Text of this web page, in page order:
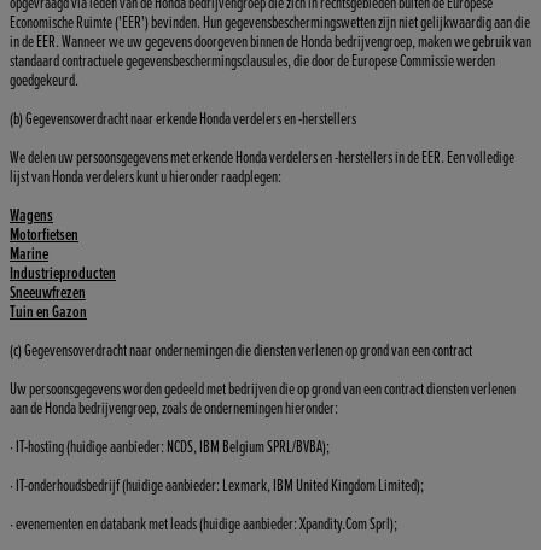
Economische Ruimte ('EER') bevinden. Hun gegevensbeschermingswetten zijn niet gelijkwaardig aan die
in de EER. Wanneer we uw gegevens doorgeven binnen de Honda bedrijvengroep, maken we gebruik van
standaard contractuele gegevensbeschermingsclausules, die door de Europese Commissie werden
goedgekeurd.
(b) Gegevensoverdracht naar erkende Honda verdelers en -herstellers
We delen uw persoonsgegevens met erkende Honda verdelers en -herstellers in de EER. Een volledige
lijst van Honda verdelers kunt u hieronder raadplegen:
Wagens
Motorfietsen
Marine
Industrieproducten
Sneeuwfrezen
Tuin en Gazon
(c) Gegevensoverdracht naar ondernemingen die diensten verlenen op grond van een contract
Uw persoonsgegevens worden gedeeld met bedrijven die op grond van een contract diensten verlenen
aan de Honda bedrijvengroep, zoals de ondernemingen hieronder:
· IT-hosting (huidige aanbieder: NCDS, IBM Belgium SPRL/BVBA);
· IT-onderhoudsbedrijf (huidige aanbieder: Lexmark, IBM United Kingdom Limited);
· evenementen en databank met leads (huidige aanbieder: Xpandity.Com Sprl);